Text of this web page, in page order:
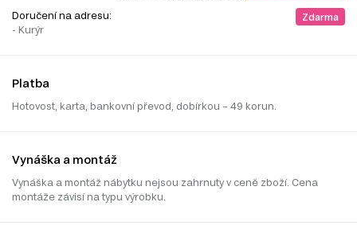
Doručení na adresu:
- Kurýr
Zdarma
Platba
Hotovost, karta, bankovní převod, dobírkou – 49 korun.
Vynáška a montáž
Vynáška a montáž nábytku nejsou zahrnuty v ceně zboží. Cena
montáže závisí na typu výrobku.